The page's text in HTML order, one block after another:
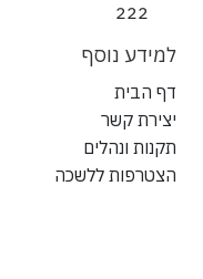
222
למידע נוסף
דף הבית
יצירת קשר
תקנות ונהלים
הצטרפות ללשכה